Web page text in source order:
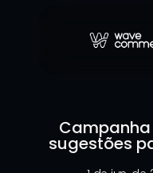
Campanha
sugestões